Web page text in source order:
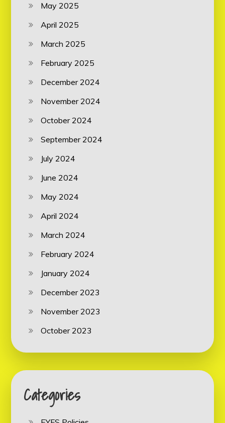
May 2025
April 2025
March 2025
February 2025
December 2024
November 2024
October 2024
September 2024
July 2024
June 2024
May 2024
April 2024
March 2024
February 2024
January 2024
December 2023
November 2023
October 2023
Categories